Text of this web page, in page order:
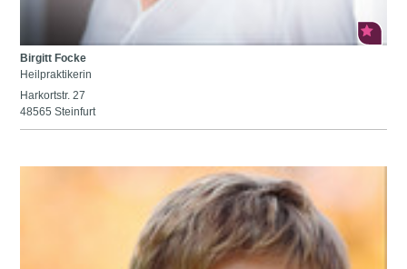
Birgitt Focke
Heilpraktikerin
Harkortstr. 27
48565 Steinfurt